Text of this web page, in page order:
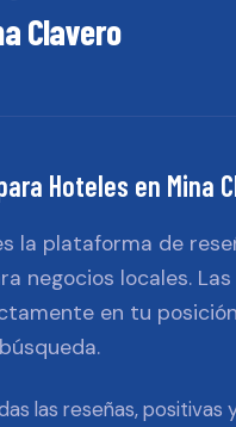
Clavero
Hoteles en Mina
la plataforma de
negocios locales. Las
en tu
las reseñas, positivas